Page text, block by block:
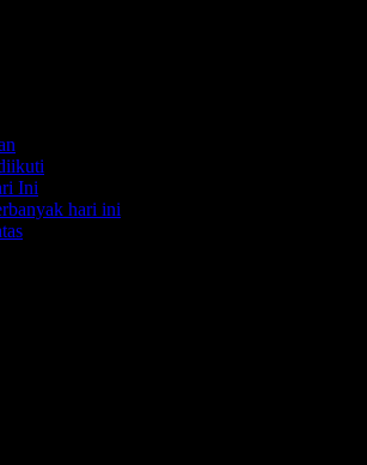
Ini
hari ini